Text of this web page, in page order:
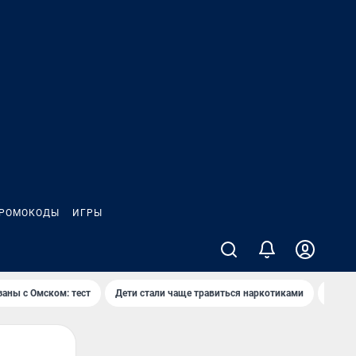
ИГРЫ
с Омском: тест Дети стали чаще травиться наркотиками